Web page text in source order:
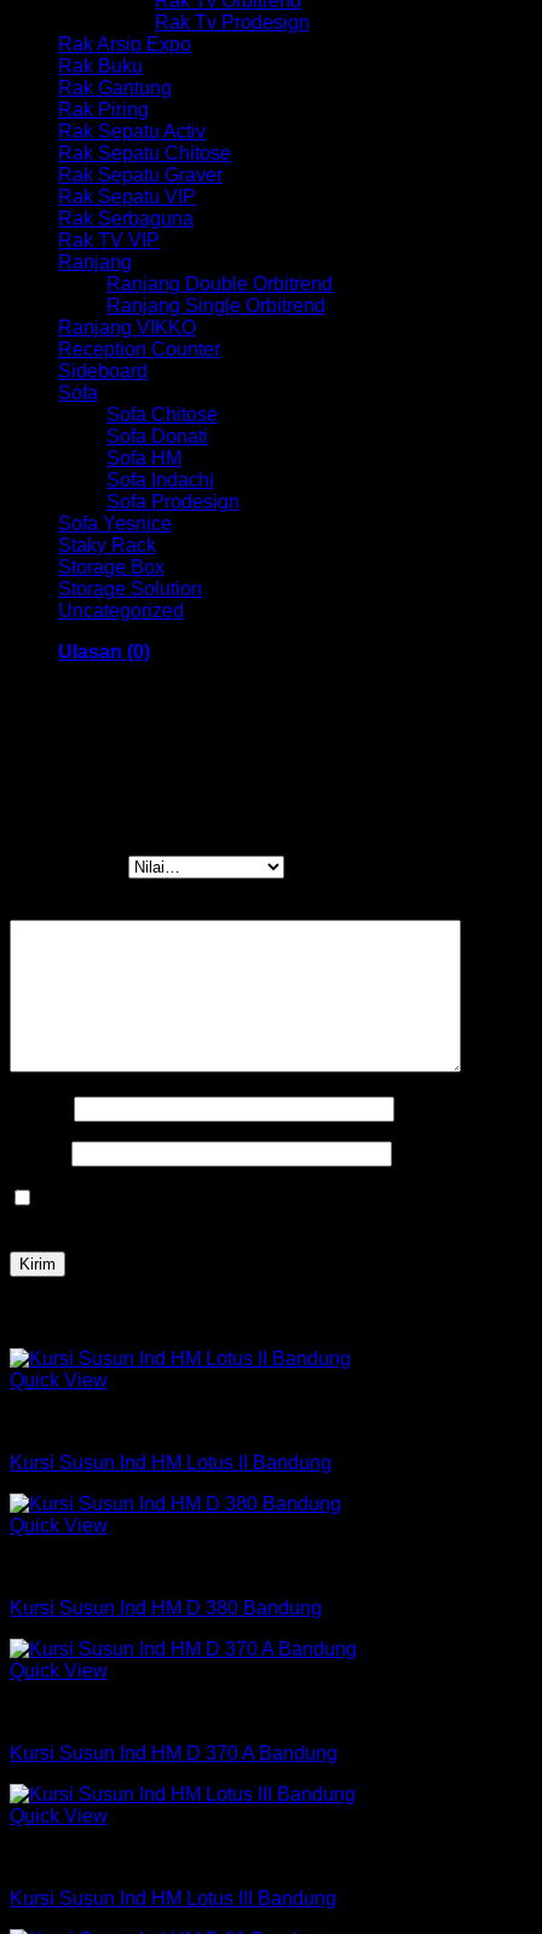
Rak Tv Prodesign
Rak Arsip Expo
Rak Buku
Rak Gantung
Rak Piring
Rak Sepatu Activ
Rak Sepatu Chitose
Rak Sepatu Graver
Rak Sepatu VIP
Rak Serbaguna
Rak TV VIP
Ranjang
Ranjang Double Orbitrend
Ranjang Single Orbitrend
Ranjang VIKKO
Reception Counter
Sideboard
Sofa
Sofa Chitose
Sofa Donati
Sofa HM
Sofa Indachi
Sofa Prodesign
Sofa Yesnice
Staky Rack
Storage Box
Storage Solution
Uncategorized
Ulasan (0)
Quick View
Kursi Susun Ind HM Lotus II Bandung
Quick View
Kursi Susun Ind HM D 380 Bandung
Quick View
Kursi Susun Ind HM D 370 A Bandung
Quick View
Kursi Susun Ind HM Lotus III Bandung